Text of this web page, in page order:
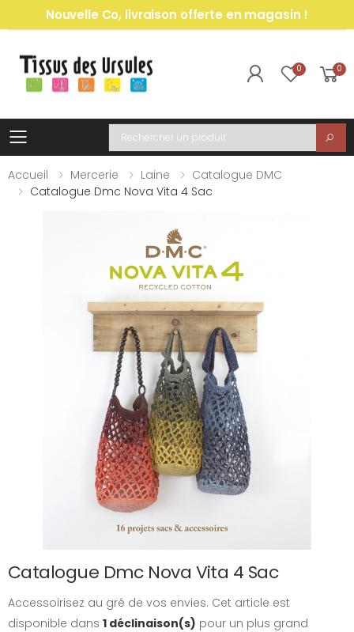
Nouvelle Co, livraison offerte en magasin !
0 0
Toggle mobile menu
Recherche
Accueil
Mercerie Laine
Catalogue DMC
Catalogue Dmc Nova Vita 4 Sac
Catalogue Dmc Nova Vita 4 Sac
Accessoirisez au gré de vos envies. Cet article est
disponible dans 1 déclinaison(s) pour un plus grand